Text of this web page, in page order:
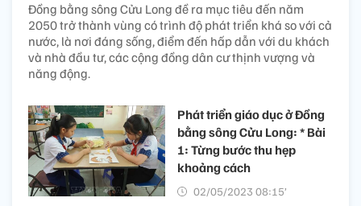
Đồng bằng sông Cửu Long đề ra mục tiêu đến năm
2050 trở thành vùng có trình độ phát triển khá so với cả
nước, là nơi đáng sống, điểm đến hấp dẫn với du khách
và nhà đầu tư, các cộng đồng dân cư thịnh vượng và
năng động.
Phát triển giáo dục ở Đồng
bằng sông Cửu Long: * Bài
1: Từng bước thu hẹp
khoảng cách
02/05/2023 08:15’